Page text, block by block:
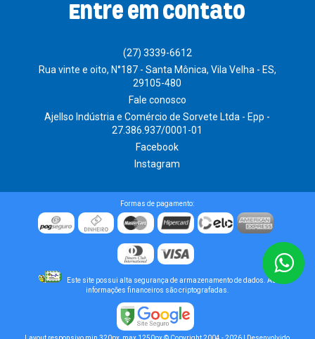
Entre em contato
(27) 3339-6612
Rua vinte e oito, N°187 - Santa Mônica, Vila Velha - ES,
29105-480
Fale conosco
Ajellso Indústria e Comércio de Sorvete Ltda - Epp -
27.386.937/0001-01
Facebook
Instagram
Formas de pagamento:
Este site possui alta segurança de armazenamento de dados. As
informações financeiros são criptografadas.